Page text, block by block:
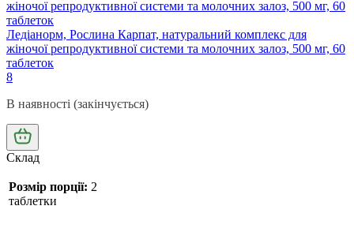
Ледіанорм, Рослина Карпат, натуральний комплекс для
жіночої репродуктивної системи та молочних залоз, 500 мг, 60
таблеток
8
В наявності (закінчується)
Склад
Розмір порції: 2
таблетки